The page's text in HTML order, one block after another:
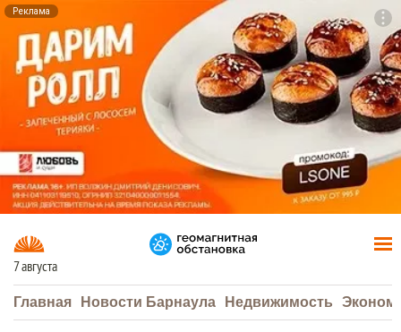
Реклама
7 августа
Главная Новости Барнаула Недвижимость